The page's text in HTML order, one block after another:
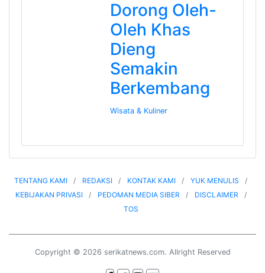
Dorong Oleh-
Oleh Khas
Dieng
Semakin
Berkembang
Wisata & Kuliner
TENTANG KAMI REDAKSI KONTAK KAMI
YUK MENULIS
KEBIJAKAN PRIVASI
PEDOMAN MEDIA SIBER
DISCLAIMER
TOS
Copyright © 2026 serikatnews.com. Allright Reserved